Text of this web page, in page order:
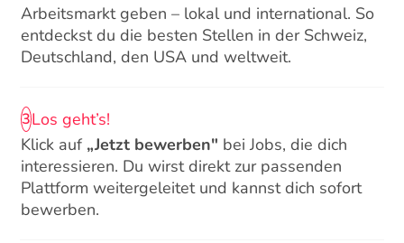
Arbeitsmarkt geben – lokal und international. So
entdeckst du die besten Stellen in der Schweiz,
Deutschland, den USA und weltweit.
3Los geht’s!
Klick auf „Jetzt bewerben" bei Jobs, die dich
interessieren. Du wirst direkt zur passenden
Plattform weitergeleitet und kannst dich sofort
bewerben.